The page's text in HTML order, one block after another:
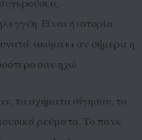
Είναι η ιστορία
ακόμα κι αν σήμερα η
σαν ηχώ.
τα σχήματα σίγησαν, το
ρεύματα. Το πανκ